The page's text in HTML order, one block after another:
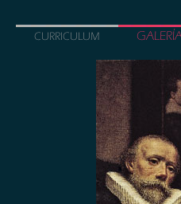
CURRICULUM